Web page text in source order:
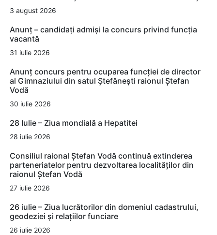
3 august 2026
Anunț – candidați admiși la concurs privind funcția
vacantă
31 iulie 2026
Anunț concurs pentru ocuparea funcției de director
al Gimnaziului din satul Ștefănești raionul Ștefan
Vodă
30 iulie 2026
28 Iulie – Ziua mondială a Hepatitei
28 iulie 2026
Consiliul raional Ștefan Vodă continuă extinderea
parteneriatelor pentru dezvoltarea localităților din
raionul Ștefan Vodă
27 iulie 2026
26 iulie – Ziua lucrătorilor din domeniul cadastrului,
geodeziei și relațiilor funciare
26 iulie 2026